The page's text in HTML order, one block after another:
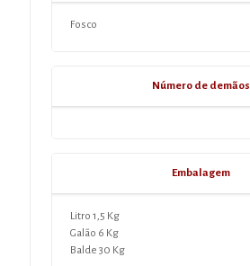
Fosco
Número de demãos
Embalagem
Litro 1,5 Kg
Galão 6 Kg
Balde 30 Kg